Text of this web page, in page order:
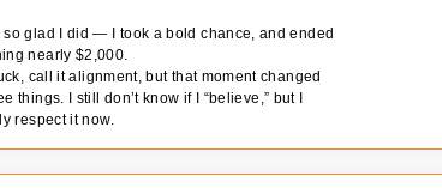
so glad I did — I took a bold chance, and ended
nearly $2,000.
call it alignment, but that moment changed
things. I still don’t know if I “believe,” but I
respect it now.